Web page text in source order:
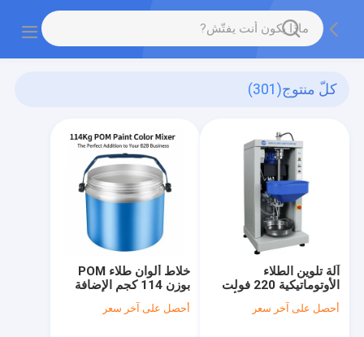
كلّ منتوج(301)
خلاط ألوان طلاء POM
بوزن 114 كجم الإضافة
المثالية لعملك B2B
أحصل على آخر سعر
آلة تلوين الطلاء
الأوتوماتيكية 220 فولت
114 كجم لمطابقة الألوان
المتسقة
أحصل على آخر سعر